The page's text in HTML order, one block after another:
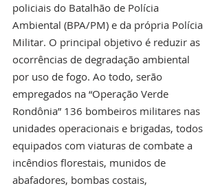
policiais do Batalhão de Polícia
Ambiental (BPA/PM) e da própria Polícia
Militar. O principal objetivo é reduzir as
ocorrências de degradação ambiental
por uso de fogo. Ao todo, serão
empregados na “Operação Verde
Rondônia” 136 bombeiros militares nas
unidades operacionais e brigadas, todos
equipados com viaturas de combate a
incêndios florestais, munidos de
abafadores, bombas costais,